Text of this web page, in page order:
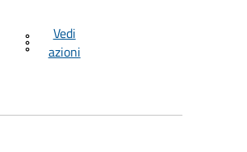
Vedi
azioni